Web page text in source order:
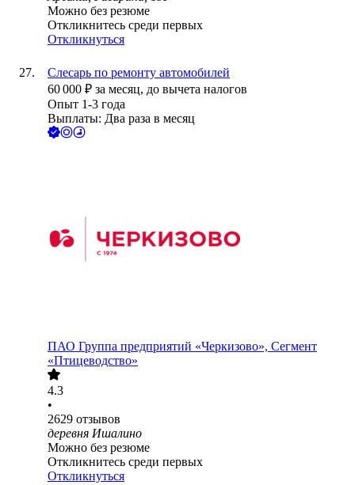
Можно без резюме
Откликнитесь среди первых
Откликнуться
Слесарь по ремонту автомобилей
60 000 ₽ за месяц, до вычета налогов
Опыт 1-3 года
Выплаты: Два раза в месяц
ПАО Группа предприятий «Черкизово», Сегмент
«Птицеводство»
4.3
•
2629 отзывов
деревня Ишалино
Можно без резюме
Откликнитесь среди первых
Откликнуться